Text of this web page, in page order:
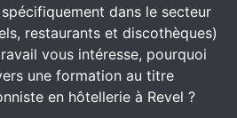
dans le secteur
restaurants et discothèques)
vous intéresse, pourquoi
une formation au titre
en hôtellerie à Revel ?